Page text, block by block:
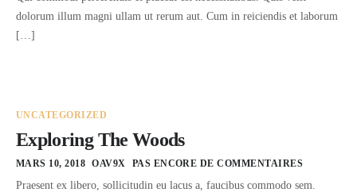
dolorum illum magni ullam ut rerum aut. Cum in reiciendis et laborum
[…]
UNCATEGORIZED
Exploring The Woods
MARS 10, 2018 OAV9X PAS ENCORE DE COMMENTAIRES
Praesent ex libero, sollicitudin eu lacus a, faucibus commodo sem.